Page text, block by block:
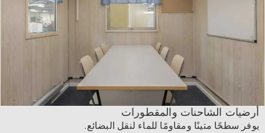
أرضيات الشاحنات والمقطورات
يوفر سطحًا متينًا ومقاومًا للماء لنقل البضائع.